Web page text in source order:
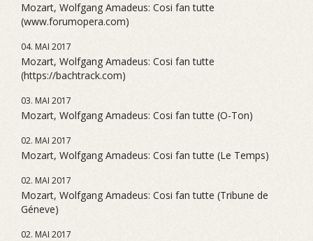
Mozart, Wolfgang Amadeus: Cosi fan tutte
(www.forumopera.com)
04. MAI 2017
Mozart, Wolfgang Amadeus: Cosi fan tutte
(https://bachtrack.com)
03. MAI 2017
Mozart, Wolfgang Amadeus: Cosi fan tutte (O-Ton)
02. MAI 2017
Mozart, Wolfgang Amadeus: Cosi fan tutte (Le Temps)
02. MAI 2017
Mozart, Wolfgang Amadeus: Cosi fan tutte (Tribune de
Géneve)
02. MAI 2017